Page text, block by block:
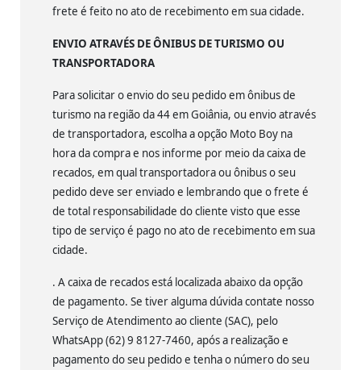
frete é feito no ato de recebimento em sua cidade.
ENVIO ATRAVÉS DE ÔNIBUS DE TURISMO OU
TRANSPORTADORA
Para solicitar o envio do seu pedido em ônibus de
turismo na região da 44 em Goiânia, ou envio através
de transportadora, escolha a opção Moto Boy na
hora da compra e nos informe por meio da caixa de
recados, em qual transportadora ou ônibus o seu
pedido deve ser enviado e lembrando que o frete é
de total responsabilidade do cliente visto que esse
tipo de serviço é pago no ato de recebimento em sua
cidade.
. A caixa de recados está localizada abaixo da opção
de pagamento. Se tiver alguma dúvida contate nosso
Serviço de Atendimento ao cliente (SAC), pelo
WhatsApp (62) 9 8127-7460, após a realização e
pagamento do seu pedido e tenha o número do seu